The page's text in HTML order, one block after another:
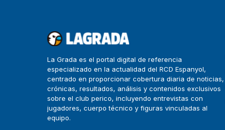
La Grada es el portal digital de referencia
especializado en la actualidad del RCD Espanyol,
centrado en proporcionar cobertura diaria de noticias,
crónicas, resultados, análisis y contenidos exclusivos
sobre el club perico, incluyendo entrevistas con
jugadores, cuerpo técnico y figuras vinculadas al
equipo.